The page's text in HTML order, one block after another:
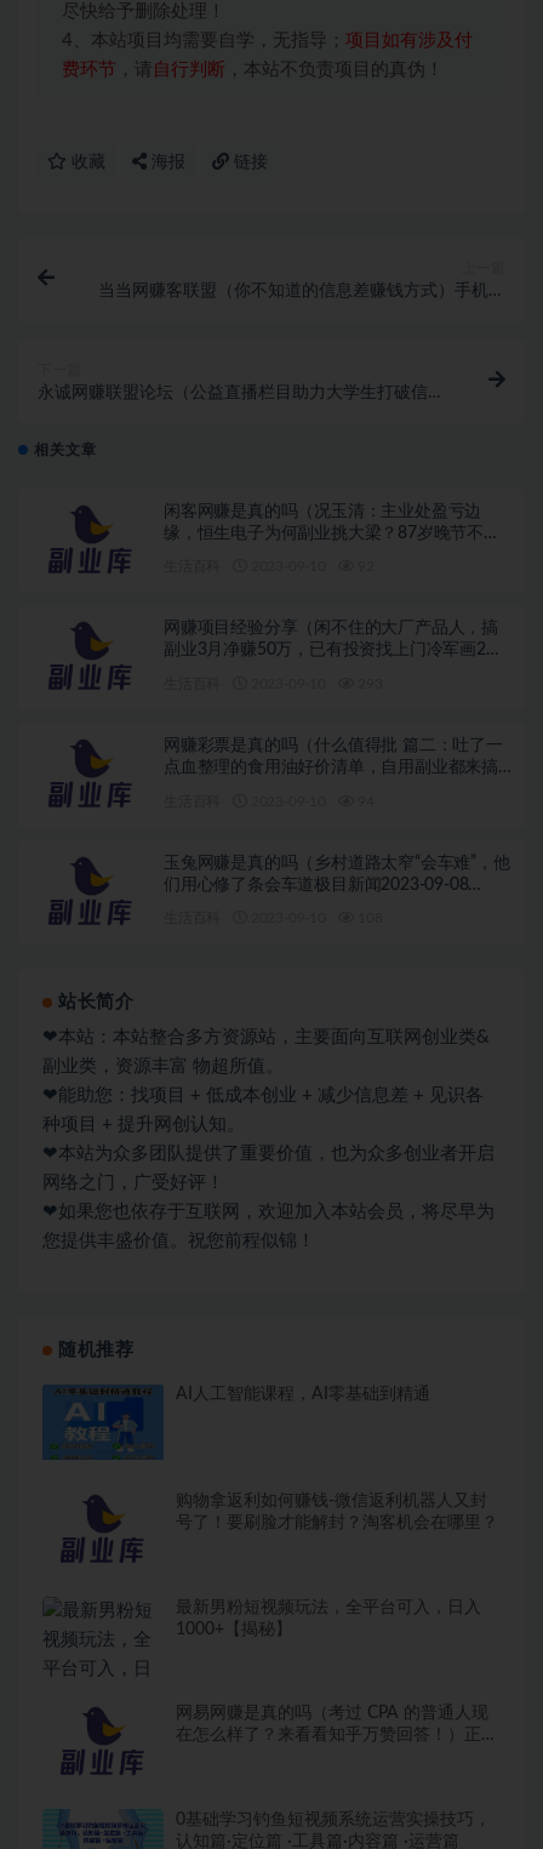
尽快给予删除处理！
4、本站项目均需要自学，无指导； 项目如有涉及付
费环节 ，请 自行判断 ，本站不负责项目的真伪！
收藏 海报 链接
当当网赚客联盟（你不知道的信息差赚钱方式）手机网
永诚网赚联盟论坛（公益直播栏目助力大学生打破信息
相关文章
闲客网赚是真的吗（况玉清：主业处盈亏边
缘，恒生电子为何副业挑大梁？87岁晚节不
网赚项目经验分享（闲不住的大厂产品人，搞
副业3月净赚50万，已有投资找上门冷军画2个
网赚彩票是真的吗（什么值得批 篇二：吐了一
点血整理的食用油好价清单，自用副业都来搞
玉兔网赚是真的吗（乡村道路太窄“会车难”，他
们用心修了条会车道极目新闻2023-09-08
站长简介
❤本站：本站整合多方资源站，主要面向互联网创业类&
副业类，资源丰富 物超所值。
❤能助您：找项目 + 低成本创业 + 减少信息差 + 见识各
种项目 + 提升网创认知。
❤本站为众多团队提供了重要价值，也为众多创业者开启
网络之门，广受好评！
❤如果您也依存于互联网，欢迎加入本站会员，将尽早为
您提供丰盛价值。祝您前程似锦！
随机推荐
AI人工智能课程，AI零基础到精通
购物拿返利如何赚钱-微信返利机器人又封
号了！要刷脸才能解封？淘客机会在哪里？
最新男粉短视频玩法，全平台可入，日入
1000+【揭秘】
网易网赚是真的吗（考过 CPA 的普通人现
在怎么样了？来看看知乎万赞回答！）正规
0基础学习钓鱼短视频系统运营实操技巧，
认知篇·定位篇 ·工具篇·内容篇 ·运营篇